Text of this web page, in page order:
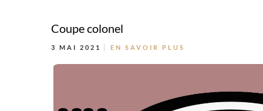
Coupe colonel
3 MAI 2021 EN SAVOIR PLUS